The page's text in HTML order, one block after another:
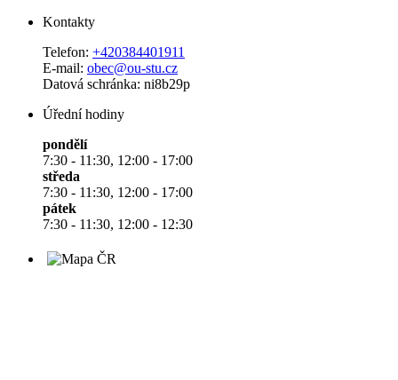
Kontakty
Telefon: +420384401911
E-mail: obec@ou-stu.cz
Datová schránka: ni8b29p
Úřední hodiny
pondělí
7:30 - 11:30, 12:00 - 17:00
středa
7:30 - 11:30, 12:00 - 17:00
pátek
7:30 - 11:30, 12:00 - 12:30